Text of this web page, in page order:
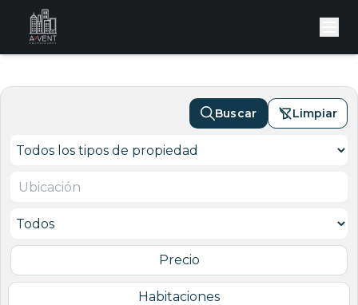
Precio
Habitaciones
Buscar Limpiar